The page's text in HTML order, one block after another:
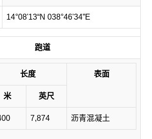
14°08'13“N 038°46'34”E
跑道
长度 表面
米 英尺
7,874 沥青混凝土